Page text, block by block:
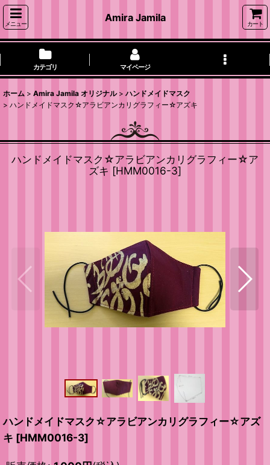
メニュー
Amira Jamila
カート
カテゴリ マイページ
ホーム > Amira Jamila オリジナル > ハンドメイドマスク
> ハンドメイドマスク☆アラビアンカリグラフィー☆アズキ
ハンドメイドマスク☆アラビアンカリグラフィー☆ア
ズキ [HMM0016-3]
ハンドメイドマスク☆アラビアンカリグラフィー☆アズ
キ [HMM0016-3]